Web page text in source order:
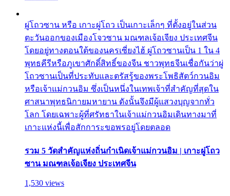
ผู่โถวซาน หรือ เกาะผู่โถว เป็นเกาะเล็กๆ ที่ตั้งอยู่ในส่วน
ตะวันออกของเมืองโจวซาน มณฑลเจ้อเจียง ประเทศจีน
โดยอยู่ทางตอนใต้ของนครเซี่ยงไฮ้ ผู่โถวซานเป็น 1 ใน 4
พุทธคีรีหรือภูเขาศักดิ์สิทธิ์ของจีน ชาวพุทธจีนเชื่อกันว่าผู่
โถวซานเป็นที่ประทับและตรัสรู้ของพระโพธิสัตว์กวนอิม
หรือเจ้าแม่กวนอิม ซึ่งเป็นหนึ่งในเทพเจ้าที่สำคัญที่สุดใน
ศาสนาพุทธนิกายมหายาน ดังนั้นจึงมีผู้แสวงบุญจากทั่ว
โลก โดยเฉพาะผู้ที่ศรัทธาในเจ้าแม่กวนอิมเดินทางมาที่
เกาะแห่งนี้เพื่อสักการะขอพรอยู่โดยตลอด
รวม 5 วัดสำคัญแห่งถิ่นกำเนิดเจ้าแม่กวนอิม | เกาะผู่โถว
ซาน มณฑลเจ้อเจียง ประเทศจีน
1,530 views